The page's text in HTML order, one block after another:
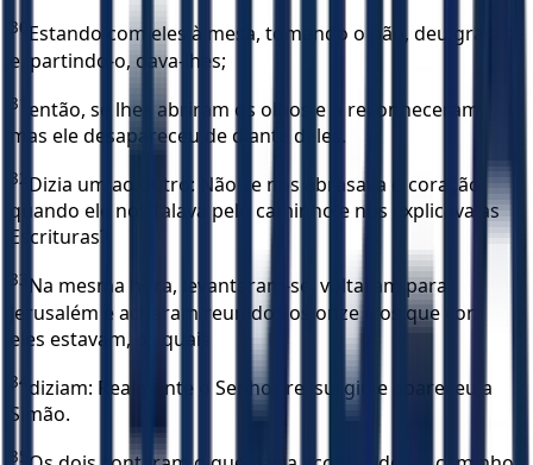
30 Estando com eles à mesa, tomando o pão, deu graças
e, partindo-o, dava-lhes;
31
então, se lhes abriram os olhos e o reconheceram;
mas ele desapareceu de diante deles.
32 Dizia um ao outro: Não se nos abrasava o coração,
quando ele nos falava pelo caminho e nos explicava as
Escrituras?
33 Na mesma hora, levantaram-se, voltaram para
Jerusalém e acharam reunidos os onze e os que com
eles estavam, os quais
34 diziam: Realmente o Senhor ressurgiu e apareceu a
Simão.
35